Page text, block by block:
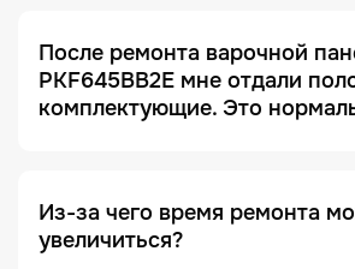
После ремонта варочной
PKF645BB2E мне отдали
комплектующие. Это
был действительно выполнен, и
именно случилось с устройством.
Из-за чего время ремонта
увеличиться?